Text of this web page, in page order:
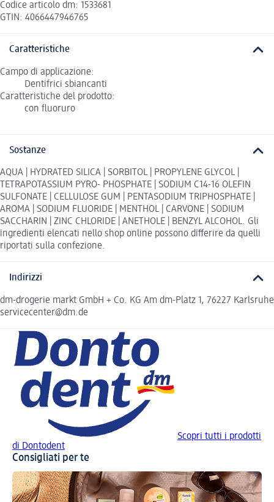
Codice articolo dm: 1533681
GTIN: 4066447946765
Caratteristiche
Campo di applicazione:
Dentifrici sbiancanti
Caratteristiche del prodotto:
con fluoruro
Sostanze
AQUA | HYDRATED SILICA | SORBITOL | PROPYLENE GLYCOL |
TETRAPOTASSIUM PYRO- PHOSPHATE | SODIUM C14-16 OLEFIN
SULFONATE | CELLULOSE GUM | PENTASODIUM TRIPHOSPHATE |
AROMA | SODIUM FLUORIDE | MENTHOL | CARVONE | SODIUM
SACCHARIN | ZINC CHLORIDE | ANETHOLE | BENZYL ALCOHOL. Gli
ingredienti elencati nello shop online possono differire da quelli
riportati sulla confezione.
Indirizzi
dm-drogerie markt GmbH + Co. KG Am dm-Platz 1, 76227 Karlsruhe
servicecenter@dm.de
Scopri tutti i prodotti
di Dontodent
Consigliati per te